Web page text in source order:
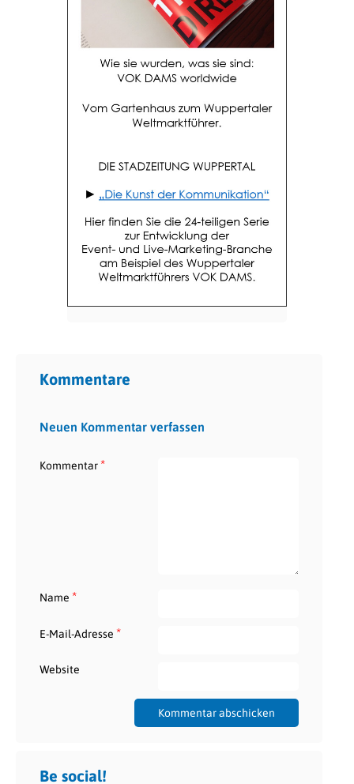
Kommentare
Neuen Kommentar verfassen
Kommentar*
Name *
E-Mail-Adresse *
Website
Be social!